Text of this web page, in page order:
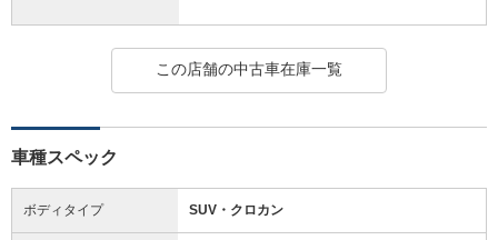
この店舗の中古車在庫一覧
車種スペック
ボディタイプ SUV・クロカン